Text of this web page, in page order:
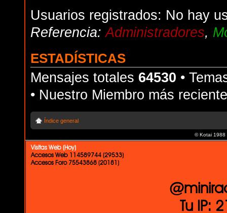
Usuarios registrados: No hay
Referencia:Administradores,
ESTADÍSTICAS
Mensajes totales 64530 •
• Nuestro Miembro más
Índice general
© Kotai 1988
Visitas Web (Hoy)
Accesos Web 114589744 (29533)
Accesos Foro 75543868 (20181)
Tu IP: